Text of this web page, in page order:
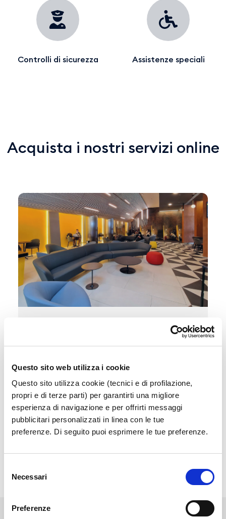
Questo sito web utilizza i cookie
Questo sito utilizza cookie (tecnici e di profilazione,
propri e di terze parti) per garantirti una migliore
esperienza di navigazione e per offrirti messaggi
pubblicitari personalizzati in linea con le tue
preferenze. Di seguito puoi esprimere le tue preferenze.
delNecessari
Preferenze
Controlli di sicurezza Assistenze speciali
Acquista i nostri servizi online
Scopri di più